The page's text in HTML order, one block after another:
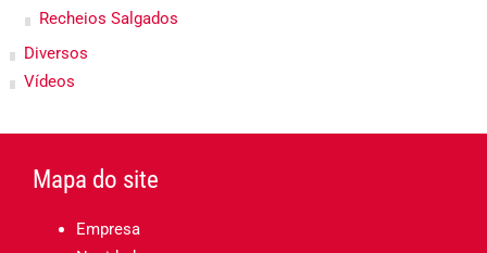
Recheios Salgados
Diversos
Vídeos
Mapa do site
Empresa